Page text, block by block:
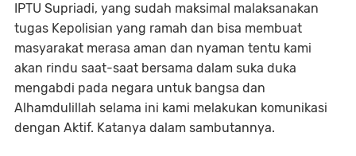
IPTU Supriadi, yang sudah maksimal malaksanakan
tugas Kepolisian yang ramah dan bisa membuat
masyarakat merasa aman dan nyaman tentu kami
akan rindu saat-saat bersama dalam suka duka
mengabdi pada negara untuk bangsa dan
Alhamdulillah selama ini kami melakukan komunikasi
dengan Aktif. Katanya dalam sambutannya.